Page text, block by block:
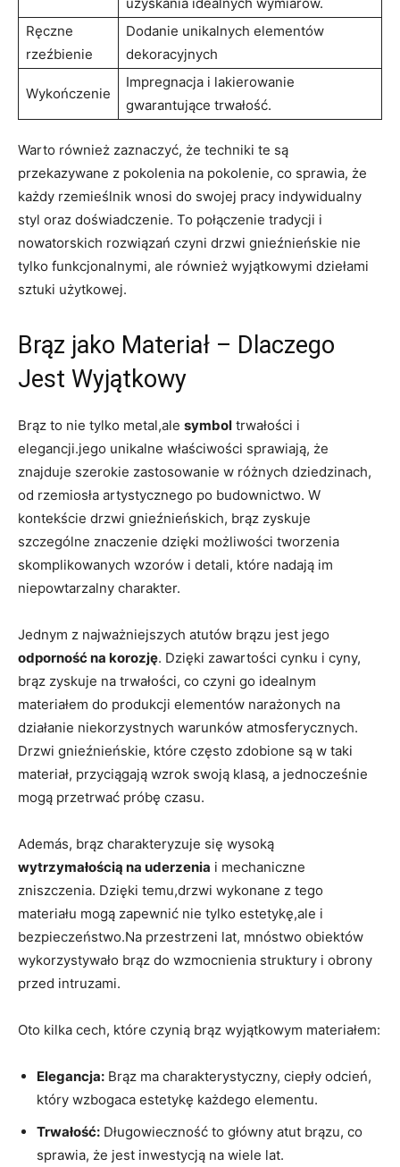
Ręczne
rzeźbienie
Dodanie unikalnych elementów
dekoracyjnych
Wykończenie
Impregnacja i lakierowanie
gwarantujące trwałość.
Warto również zaznaczyć, że​ techniki te są
przekazywane z pokolenia na pokolenie, co sprawia, że
⁢każdy rzemieślnik wnosi do swojej pracy indywidualny
styl oraz doświadczenie. To połączenie tradycji i
nowatorskich rozwiązań​ czyni drzwi gnieźnieńskie nie
tylko funkcjonalnymi, ale również wyjątkowymi dziełami
sztuki użytkowej.
Brąz jako Materiał – Dlaczego
Jest Wyjątkowy
Brąz to nie tylko metal,ale symbol trwałości i
elegancji.jego unikalne⁤ właściwości sprawiają, ‌że
znajduje szerokie zastosowanie w różnych dziedzinach,
od rzemiosła artystycznego po budownictwo. W
kontekście drzwi gnieźnieńskich, brąz zyskuje
szczególne znaczenie dzięki możliwości tworzenia
skomplikowanych wzorów i ‌detali, które nadają im
niepowtarzalny charakter.
Jednym z najważniejszych atutów brązu jest jego
odporność na korozję. ⁣Dzięki zawartości ⁢cynku i cyny,
brąz zyskuje‍ na trwałości, co czyni go idealnym
materiałem do produkcji elementów narażonych ⁢na‌
działanie niekorzystnych warunków atmosferycznych.
Drzwi gnieźnieńskie, które często ‍zdobione są w taki
materiał, przyciągają wzrok swoją klasą, a⁣ jednocześnie
mogą przetrwać ‌próbę czasu.
Además, brąz charakteryzuje się wysoką
wytrzymałością na ⁤uderzenia i mechaniczne
zniszczenia. Dzięki temu,drzwi​ wykonane ⁣z tego
materiału mogą zapewnić nie tylko estetykę,ale i
bezpieczeństwo.Na przestrzeni lat, mnóstwo obiektów
wykorzystywało brąz do wzmocnienia struktury i obrony
przed intruzami.
Oto kilka cech, które czynią brąz ​wyjątkowym materiałem:
Elegancja: Brąz ma charakterystyczny, ciepły odcień,
który wzbogaca estetykę każdego elementu.
Trwałość: Długowieczność to ​główny atut brązu, co
‍sprawia, że jest inwestycją na wiele lat.